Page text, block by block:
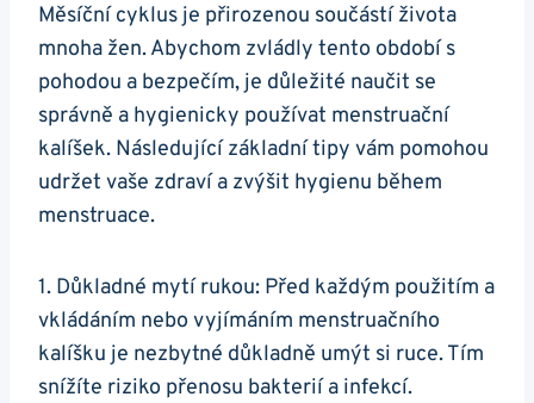
Měsíční cyklus je přirozenou součástí života
mnoha žen. Abychom zvládly tento období s
pohodou a bezpečím, je důležité naučit se
správně a hygienicky používat menstruační
kalíšek. Následující základní tipy vám pomohou
udržet vaše zdraví a zvýšit hygienu během
menstruace.
1. Důkladné mytí rukou: Před každým použitím a
vkládáním nebo vyjímáním menstruačního
kalíšku je nezbytné důkladně umýt si ruce. Tím
snížíte riziko přenosu bakterií a infekcí.